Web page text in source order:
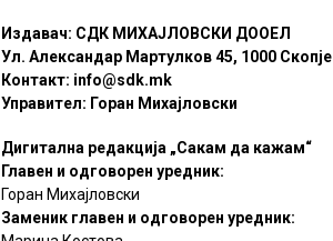
Издавач: СДК МИХАЈЛОВСКИ ДООЕЛ
Ул. Александар Мартулков 45, 1000 Скопје
Контакт: info@sdk.mk
Управител: Горан Михајловски
Дигитална редакција „Сакам да кажам“
Главен и одговорен уредник:
Горан Михајловски
Заменик главен и одговорен уредник: